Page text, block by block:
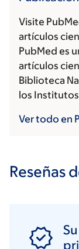
Visite
artículos
PubMed es
artículos
Biblioteca
los Institutos
Ver todo en
Reseñas